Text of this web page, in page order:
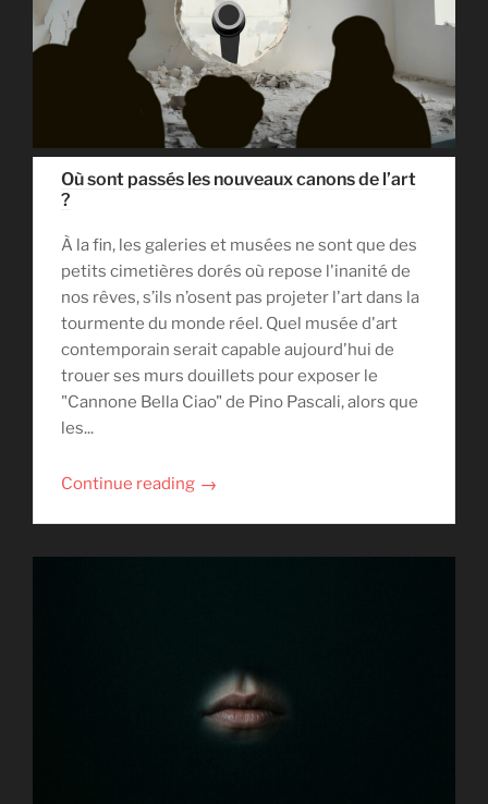
Où sont passés les nouveaux canons de l’art
?
À la fin, les galeries et musées ne sont que des
petits cimetières dorés où repose l'inanité de
nos rêves, s’ils n’osent pas projeter l'art dans la
tourmente du monde réel. Quel musée d'art
contemporain serait capable aujourd'hui de
trouer ses murs douillets pour exposer le
"Cannone Bella Ciao" de Pino Pascali, alors que
les...
Continue reading →